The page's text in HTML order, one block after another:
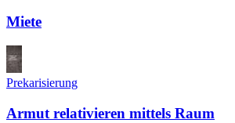
Miete
Prekarisierung
Armut relativieren mittels Raum